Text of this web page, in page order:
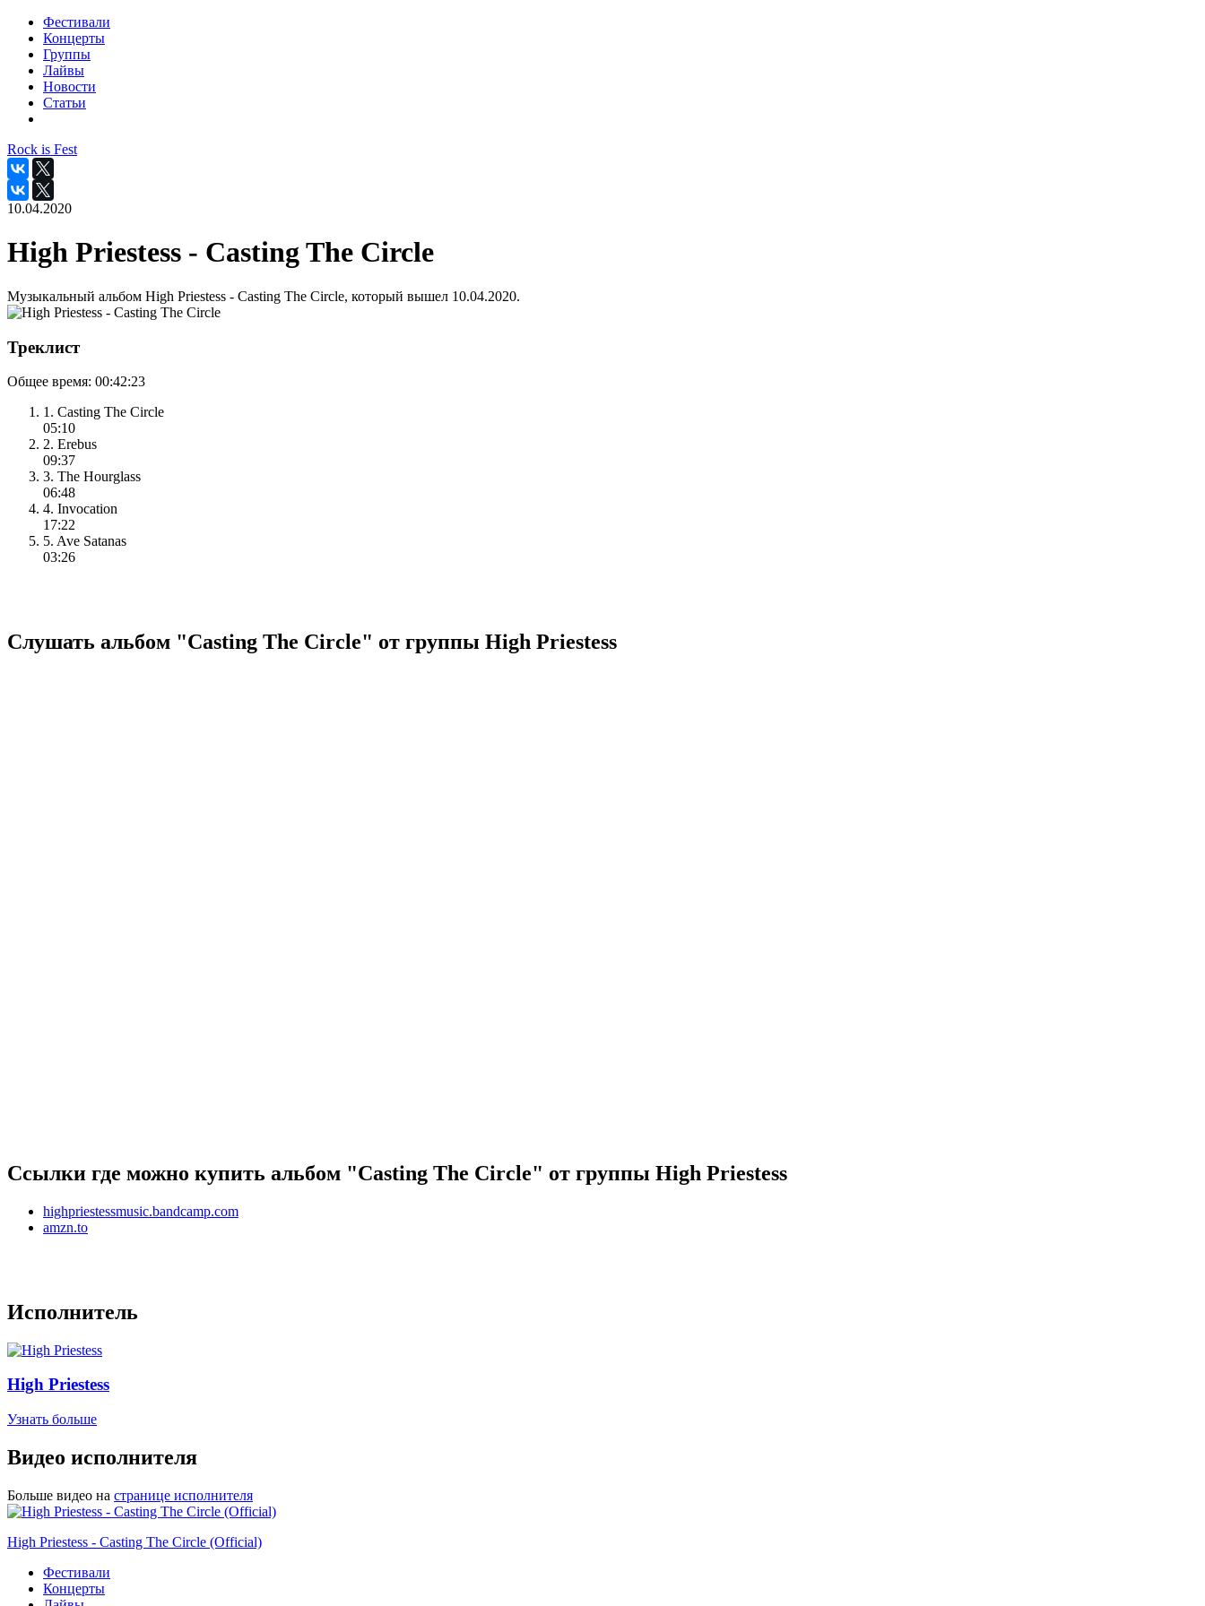
Фестивали
Концерты
Группы
Лайвы
Новости
Статьи
Rock is Fest
10.04.2020
High Priestess - Casting The Circle
Музыкальный альбом High Priestess - Casting The Circle, который вышел 10.04.2020.
Треклист
Общее время: 00:42:23
1. Casting The Circle
05:10
2. Erebus
09:37
3. The Hourglass
06:48
4. Invocation
17:22
5. Ave Satanas
03:26
Слушать альбом "Casting The Circle" от группы High Priestess
Ссылки где можно купить альбом "Casting The Circle" от группы High Priestess
highpriestessmusic.bandcamp.com
amzn.to
Исполнитель
High Priestess
Узнать больше
Видео исполнителя
Больше видео на странице исполнителя
High Priestess - Casting The Circle (Official)
Фестивали
Концерты